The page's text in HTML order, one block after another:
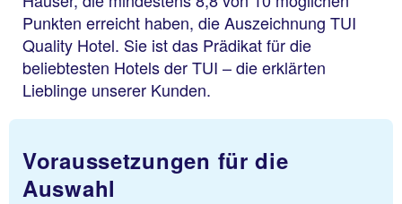
Punkten erreicht haben, die Auszeichnung TUI
Quality Hotel. Sie ist das Prädikat für die
beliebtesten Hotels der TUI – die erklärten
Lieblinge unserer Kunden.
Voraussetzungen für die
Auswahl